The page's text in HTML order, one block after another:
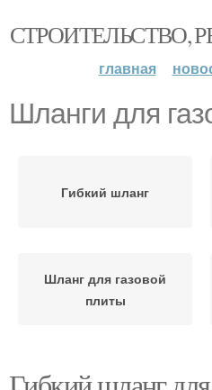
СТРОИТЕЛЬСТВО,
главная
Шланги для
Гибкий шланг
Шланг для газовой
плиты
Шланг для подключения